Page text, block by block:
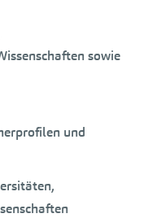
sowie
und